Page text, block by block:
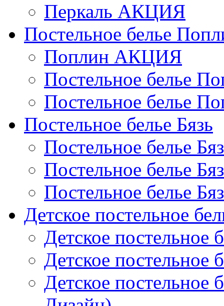
Перкаль АКЦИЯ
Постельное белье
Поплин АКЦИЯ
Постельное белье
Постельное белье
Постельное белье Бязь
Постельное белье
Постельное белье
Постельное белье
Детское постельное
Детское постельное
Детское постельное
Детское